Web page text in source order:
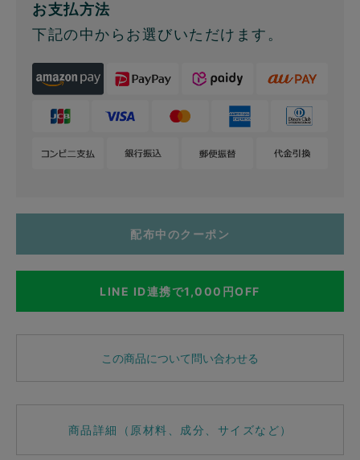
お支払方法
下記の中からお選びいただけます。
配布中のクーポン
LINE ID連携で1,000円OFF
この商品について問い合わせる
商品詳細（原材料、成分、サイズなど）